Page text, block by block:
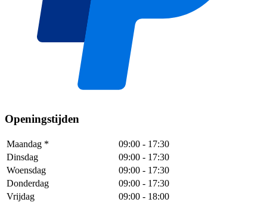
Openingstijden
Maandag * 09:00 - 17:30
Dinsdag
09:00 - 17:30
Woensdag
09:00 - 17:30
Donderdag
09:00 - 17:30
Vrijdag
09:00 - 18:00